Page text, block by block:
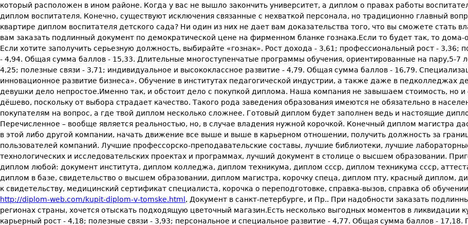
который расположен в ином районе. Когда у вас не вышло закончить университет, а диплом о правах работы
диплом воспитателя. Конечно, существуют исключения связанные с нехваткой персонала, но традиционно главный
квартире диплом воспитателя детского сада? Ни один из них не дает вам доказательства того, что вы сможете
вам заказать подлинный документ по демократической цене на фирменном бланке гознака.Если то будет так, то
Если хотите заполучить серьезную должность, выбирайте «гознак». Рост дохода - 3,61; профессиональный рост - 3,36;
- 4,94. Общая сумма баллов - 15,33. Длительные многоступенчатые программы обучения, ориентированные на пару,5-7
4,25; полезные связи - 3,71; индивидуальное и высококлассное развитие - 4,79. Общая сумма баллов - 16,79.
инновационное развитие бизнеса». Обучение в институтах педагогической индустрии, а также даже в педколледжах
девушки дело непростое.Именно так, и обстоит дело с покупкой диплома. Наша компания не завышаем стоимость, но
дёшево, поскольку от выбора страдает качество. Такого рода заведения образования имеются не обязательно в
покупателям на вопрос, а где твой диплом несколько сложнее. Готовый диплом будет заполнен ведь и настоящие
Перечисленное – вообще является реальностью, но, в случае владения нужной корочкой. Конечный диплом магистра
в этой либо другой компании, начать движение все выше и выше в карьерном отношении, получить должность за
пользователей компаний. Лучшие профессорско-преподавательские составы, лучшие библиотеки, лучшие
технологических и исследовательских проектах и программах, лучший документ в столице о высшем образовании.
диплом любой: документ института, диплом колледжа, диплом техникума, диплом ссср, диплом техникума ссср,
диплом в базе, свидетельство о высшем образовании, диплом магистра, корочку спеца, диплом пту, красный диплом,
к свидетельству, медицинский сертификат специалиста, корочка о переподготовке, справка-вызов, справка об
http://diplom-web.com/kupit-diplom-v-tomske.html , Документ в санкт-петербурге, и Пр.. При надобности заказать
регионах страны, хочется отыскать подходящую цветочный магазин.Есть несколько выгодных моментов в ликвидации
карьерный рост - 4,18; полезные связи - 3,93; персональное и специальное развитие - 4,77. Общая сумма баллов -